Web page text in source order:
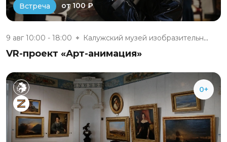
Встреча от 100 ₽
9 авг 10:00 - 18:00 Калужский музей изобразительны...
VR-проект «Арт-анимация»
0+